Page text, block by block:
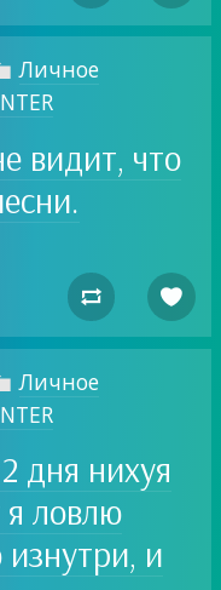
Личное
видит, что
 
Личное
дня нихуя
я ловлю
и